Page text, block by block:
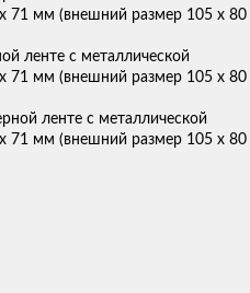
ленте с металлической
71 мм (внешний размер 105 х 80